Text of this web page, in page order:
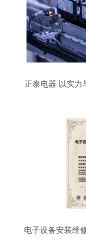
正泰电器 以实力
电子设备安装维